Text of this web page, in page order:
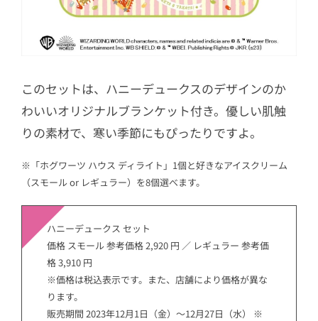
このセットは、ハニーデュークスのデザインのか
わいいオリジナルブランケット付き。優しい肌触
りの素材で、寒い季節にもぴったりですよ。
※「ホグワーツ ハウス ディライト」1個と好きなアイスクリーム
（スモール or レギュラー）を8個選べます。
ハニーデュークス セット
価格 スモール 参考価格 2,920 円 ／ レギュラー 参考価
格 3,910 円
※価格は税込表示です。また、店舗により価格が異な
ります。
販売期間 2023年12月1日（金）～12月27日（水） ※